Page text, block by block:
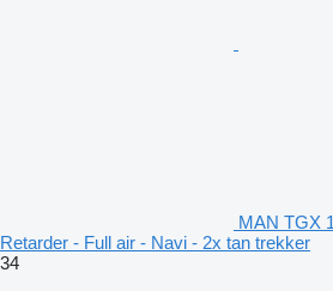
MAN TGX
Retarder - Full air - Navi - 2x tan trekker
34